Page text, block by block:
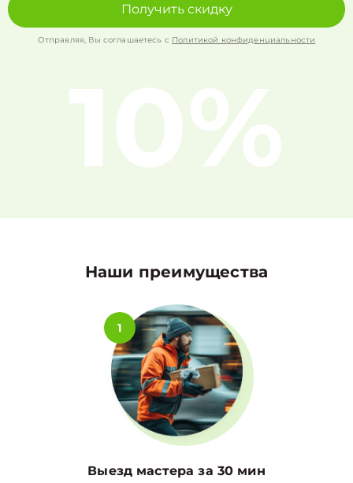
Получить скидку
Отправляя, Вы соглашаетесь с Политикой конфиденциальности
10%
Наши преимущества
1
Выезд мастера за 30 мин